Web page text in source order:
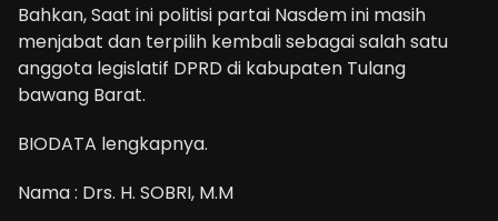
Bahkan, Saat ini politisi partai Nasdem ini masih
menjabat dan terpilih kembali sebagai salah satu
anggota legislatif DPRD di kabupaten Tulang
bawang Barat.
BIODATA lengkapnya.
Nama : Drs. H. SOBRI, M.M